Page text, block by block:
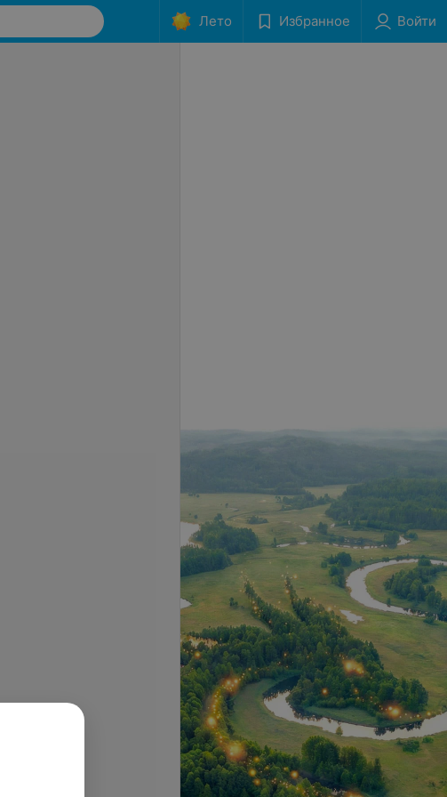
Лето Избранное Войти